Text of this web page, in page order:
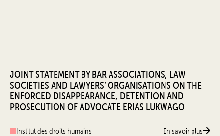
JOINT STATEMENT BY BAR ASSOCIATIONS, LAW
SOCIETIES AND LAWYERS’ ORGANISATIONS ON THE
ENFORCED DISAPPEARANCE, DETENTION AND
PROSECUTION OF ADVOCATE ERIAS LUKWAGO
Institut des droits humains En savoir plus